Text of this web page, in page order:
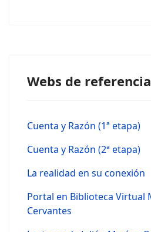
Webs de referencia
Cuenta y Razón (1ª etapa)
Cuenta y Razón (2ª etapa)
La realidad en su conexión
Portal en Biblioteca Virtual
Cervantes